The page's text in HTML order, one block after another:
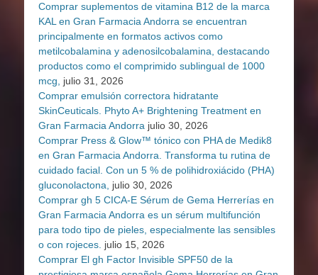
Comprar suplementos de vitamina B12 de la marca
KAL en Gran Farmacia Andorra se encuentran
principalmente en formatos activos como
metilcobalamina y adenosilcobalamina, destacando
productos como el comprimido sublingual de 1000
mcg,
julio 31, 2026
Comprar emulsión correctora hidratante
SkinCeuticals. Phyto A+ Brightening Treatment en
Gran Farmacia Andorra julio 30, 2026
Comprar Press & Glow™ tónico con PHA de Medik8
en Gran Farmacia Andorra. Transforma tu rutina de
cuidado facial. Con un 5 % de polihidroxiácido (PHA)
gluconolactona,
julio 30, 2026
Comprar gh 5 CICA-E Sérum de Gema Herrerías en
Gran Farmacia Andorra es un sérum multifunción
para todo tipo de pieles, especialmente las sensibles
o con rojeces. julio 15, 2026
Comprar El gh Factor Invisible SPF50 de la